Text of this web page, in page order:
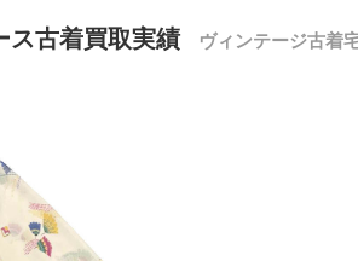
ス古着買取実績 ヴィンテージ古着